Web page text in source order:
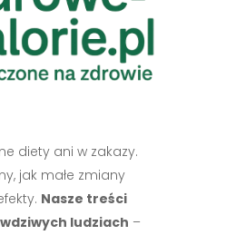
diety ani w zakazy.
jak małe zmiany
Nasze treści
ludziach –